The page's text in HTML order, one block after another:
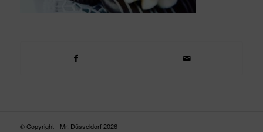
© Copyright - Mr. Düsseldorf 2026